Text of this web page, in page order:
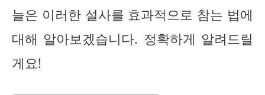
늘은 이러한 설사를 효과적으로 참는 법에
대해 알아보겠습니다. 정확하게 알려드릴
게요!